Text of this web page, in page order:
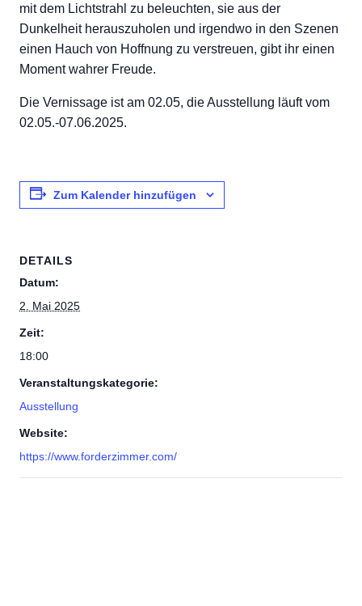
mit dem Lichtstrahl zu beleuchten, sie aus der
Dunkelheit herauszuholen und irgendwo in den Szenen
einen Hauch von Hoffnung zu verstreuen, gibt ihr einen
Moment wahrer Freude.
Die Vernissage ist am 02.05, die Ausstellung läuft vom
02.05.-07.06.2025.
Zum Kalender hinzufügen
DETAILS
Datum:
2. Mai 2025
Zeit:
18:00
Veranstaltungskategorie:
Ausstellung
Website:
https://www.forderzimmer.com/